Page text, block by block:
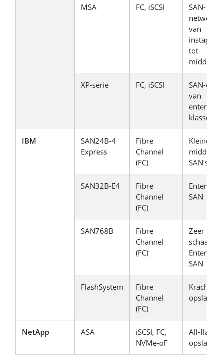
MSA FC, iSCSI
SAN-
van
tot
XP-serie FC, iSCSI
SAN-
van
klasse
IBM
SAN24B-4
Express
Fibre
Channel
(FC)
Kleine tot
SAN's
SAN32B-E4
Fibre
Channel
(FC)
SAN
SAN768B
Fibre
Channel
(FC)
Zeer
SAN
FlashSystem
Fibre
Channel
(FC)
Krachtige
opslag
NetApp ASA
iSCSI, FC,
NVMe-oF
All-flash
opslag